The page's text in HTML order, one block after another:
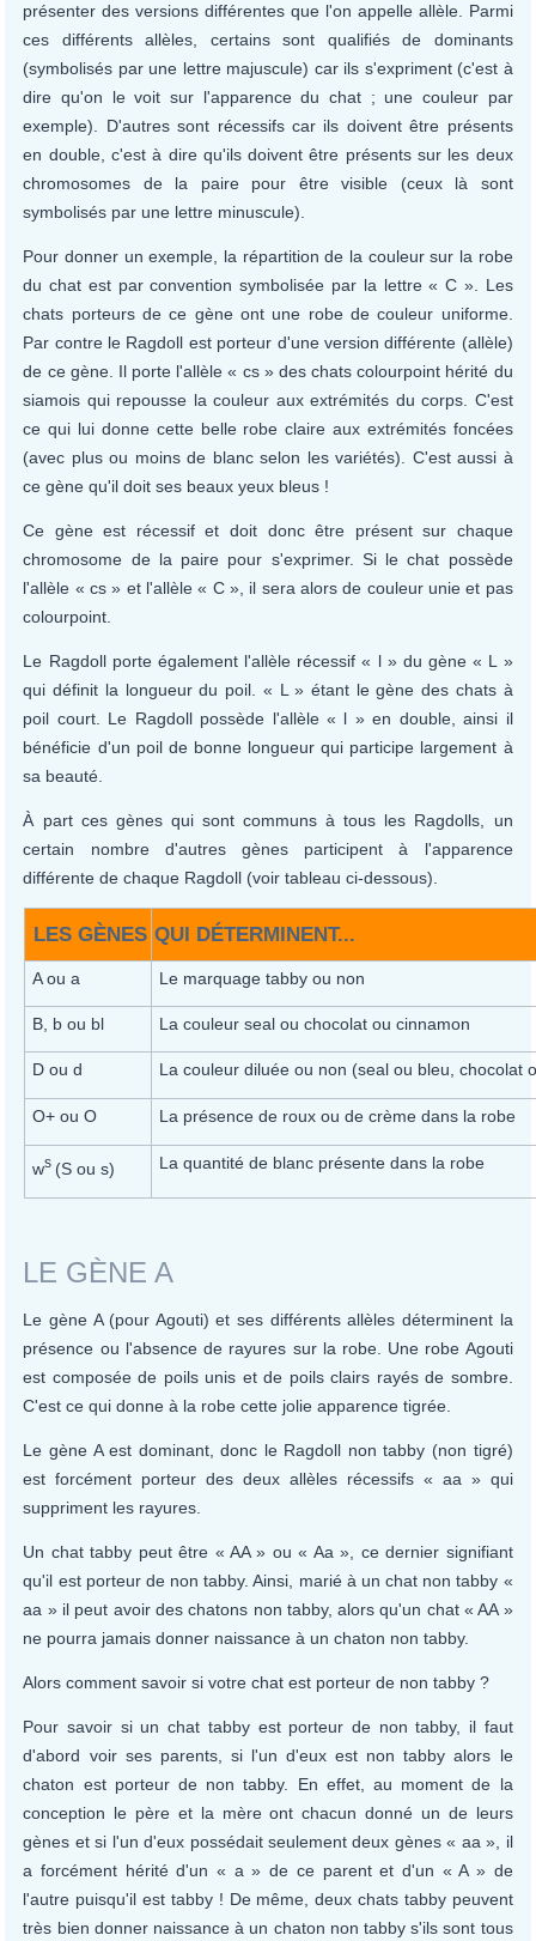
présenter des versions différentes que l'on appelle allèle. Parmi
ces différents allèles, certains sont qualifiés de dominants
(symbolisés par une lettre majuscule) car ils s'expriment (c'est à
dire qu'on le voit sur l'apparence du chat ; une couleur par
exemple). D'autres sont récessifs car ils doivent être présents
en double, c'est à dire qu'ils doivent être présents sur les deux
chromosomes de la paire pour être visible (ceux là sont
symbolisés par une lettre minuscule).
Pour donner un exemple, la répartition de la couleur sur la robe
du chat est par convention symbolisée par la lettre « C ». Les
chats porteurs de ce gène ont une robe de couleur uniforme.
Par contre le Ragdoll est porteur d'une version différente (allèle)
de ce gène. Il porte l'allèle « cs » des chats colourpoint hérité du
siamois qui repousse la couleur aux extrémités du corps. C'est
ce qui lui donne cette belle robe claire aux extrémités foncées
(avec plus ou moins de blanc selon les variétés). C'est aussi à
ce gène qu'il doit ses beaux yeux bleus !
Ce gène est récessif et doit donc être présent sur chaque
chromosome de la paire pour s'exprimer. Si le chat possède
l'allèle « cs » et l'allèle « C », il sera alors de couleur unie et pas
colourpoint.
Le Ragdoll porte également l'allèle récessif « l » du gène « L »
qui définit la longueur du poil. « L » étant le gène des chats à
poil court. Le Ragdoll possède l'allèle « l » en double, ainsi il
bénéficie d'un poil de bonne longueur qui participe largement à
sa beauté.
À part ces gènes qui sont communs à tous les Ragdolls, un
certain nombre d'autres gènes participent à l'apparence
différente de chaque Ragdoll (voir tableau ci-dessous).
LES GÈNES QUI DÉTERMINENT...
A ou a Le marquage tabby ou non
B, b ou bl La couleur seal ou chocolat ou cinnamon
D ou d La couleur diluée ou non (seal ou bleu, chocolat
O+ ou O La présence de roux ou de crème dans la robe
ws (S ou s) La quantité de blanc présente dans la robe
LE GÈNE A
Le gène A (pour Agouti) et ses différents allèles déterminent la
présence ou l'absence de rayures sur la robe. Une robe Agouti
est composée de poils unis et de poils clairs rayés de sombre.
C'est ce qui donne à la robe cette jolie apparence tigrée.
Le gène A est dominant, donc le Ragdoll non tabby (non tigré)
est forcément porteur des deux allèles récessifs « aa » qui
suppriment les rayures.
Un chat tabby peut être « AA » ou « Aa », ce dernier signifiant
qu'il est porteur de non tabby. Ainsi, marié à un chat non tabby «
aa » il peut avoir des chatons non tabby, alors qu'un chat « AA »
ne pourra jamais donner naissance à un chaton non tabby.
Alors comment savoir si votre chat est porteur de non tabby ?
Pour savoir si un chat tabby est porteur de non tabby, il faut
d'abord voir ses parents, si l'un d'eux est non tabby alors le
chaton est porteur de non tabby. En effet, au moment de la
conception le père et la mère ont chacun donné un de leurs
gènes et si l'un d'eux possédait seulement deux gènes « aa », il
a forcément hérité d'un « a » de ce parent et d'un « A » de
l'autre puisqu'il est tabby ! De même, deux chats tabby peuvent
très bien donner naissance à un chaton non tabby s'ils sont tous